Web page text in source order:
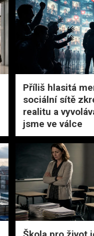
Příliš hlasitá
sociální sítě
realitu a
jsme ve válce